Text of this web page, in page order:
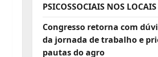
PSICOSSOCIAIS NOS
Congresso retorna com
da jornada de trabalho e
pautas do agro